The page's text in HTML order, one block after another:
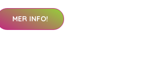
MER INFO!